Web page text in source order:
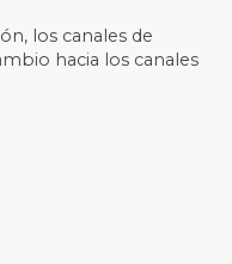
los canales de
hacia los canales